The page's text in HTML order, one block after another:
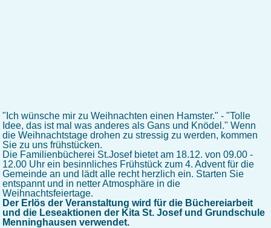
"Ich wünsche mir zu Weihnachten einen Hamster." - "Tolle
Idee, das ist mal was anderes als Gans und Knödel." Wenn
die Weihnachtstage drohen zu stressig zu werden, kommen
Sie zu uns frühstücken.
Die Familienbücherei St.Josef bietet am 18.12. von 09.00 -
12.00 Uhr ein besinnliches Frühstück zum 4. Advent für die
Gemeinde an und lädt alle recht herzlich ein. Starten Sie
entspannt und in netter Atmosphäre in die
Weihnachtsfeiertage.
Der Erlös der Veranstaltung wird für die Büchereiarbeit
und die Leseaktionen der Kita St. Josef und Grundschule
Menninghausen verwendet.